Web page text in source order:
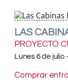
LAS
PROYECTO
Lunes 6 de julio
Comprar